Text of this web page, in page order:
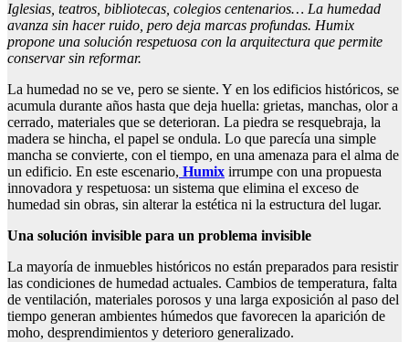
Iglesias, teatros, bibliotecas, colegios centenarios… La humedad
avanza sin hacer ruido, pero deja marcas profundas. Humix
propone una solución respetuosa con la arquitectura que permite
conservar sin reformar.
La humedad no se ve, pero se siente. Y en los edificios históricos, se
acumula durante años hasta que deja huella: grietas, manchas, olor a
cerrado, materiales que se deterioran. La piedra se resquebraja, la
madera se hincha, el papel se ondula. Lo que parecía una simple
mancha se convierte, con el tiempo, en una amenaza para el alma de
un edificio. En este escenario, Humix irrumpe con una propuesta
innovadora y respetuosa: un sistema que elimina el exceso de
humedad sin obras, sin alterar la estética ni la estructura del lugar.
Una solución invisible para un problema invisible
La mayoría de inmuebles históricos no están preparados para resistir
las condiciones de humedad actuales. Cambios de temperatura, falta
de ventilación, materiales porosos y una larga exposición al paso del
tiempo generan ambientes húmedos que favorecen la aparición de
moho, desprendimientos y deterioro generalizado.